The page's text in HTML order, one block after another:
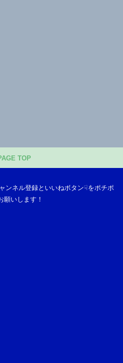
TOP
ンネル登録といいねボタン☟をポチポ
願いします！